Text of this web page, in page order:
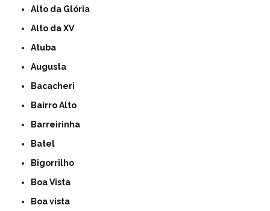
Alto da Glória
Alto da XV
Atuba
Augusta
Bacacheri
Bairro Alto
Barreirinha
Batel
Bigorrilho
Boa Vista
Boa vista